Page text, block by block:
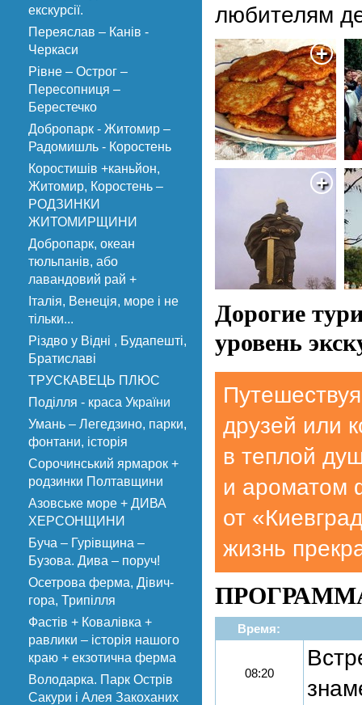
екскурсії.
Переяслав – Канів -
Черкаси
Рівне – Острог –
Пересопниця –
Берестечко
Добропарк - Житомир –
Радомишль - Коростень
Коростишів +каньйон,
Житомир, Коростень –
РОДЗИНКИ
ЖИТОМИРЩИНИ
Добропарк, океан
тюльпанів, або
лавандовий рай +
Італія, Венеція, море і не
тільки...
Різдво у Відні , Будапешті,
Братиславі
ТРУСКАВЕЦЬ ПЛЮС
Поділля - краса України
Умань – Легедзино, парки,
фонтани, історія
Сорочинський ярмарок +
родзинки Полтавщини
Азовське море + ДИВА
ХЕРСОНЩИНИ
Буча – Гурівщина –
Бузова. Дива – поруч!
Осетрова ферма, Дівич-
гора, Трипілля
Фастів + Ковалівка +
равлики – історія нашого
краю + екзотична ферма
Володарка. Парк Острів
Сакури і Алея Закоханих
любителям
Дорогие
уровень
друзей или
в теплой
и ароматом
от
жизнь
Время:
08:20